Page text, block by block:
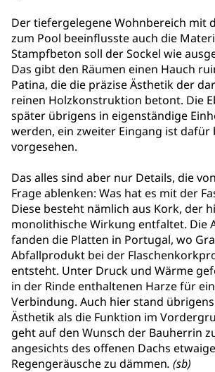
Der tiefergelegene Wohnbereich mit
zum Pool beeinflusste auch die
Stampfbeton soll der Sockel wie
Das gibt den Räumen einen Hauch
Patina, die die präzise Ästhetik der
reinen Holzkonstruktion betont. Die
später übrigens in eigenständige
werden, ein zweiter Eingang ist dafür
vorgesehen.
Das alles sind aber nur Details, die
Frage ablenken: Was hat es mit der
Diese besteht nämlich aus Kork, der
monolithische Wirkung entfaltet. Die
fanden die Platten in Portugal, wo
Abfallprodukt bei der
entsteht. Unter Druck und Wärme
in der Rinde enthaltenen Harze für
Verbindung. Auch hier stand
Ästhetik als die Funktion im
geht auf den Wunsch der Bauherrin
angesichts des offenen Dachs etwaige
Regengeräusche zu dämmen. (sb)